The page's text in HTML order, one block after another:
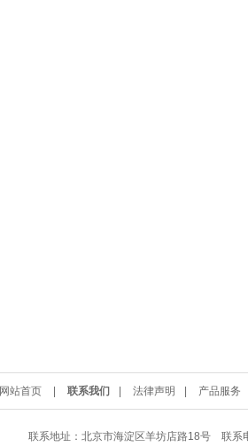
网站首页 联系我们 法律声明 产品服务
联系地址：北京市海淀区羊坊店路18号 联系